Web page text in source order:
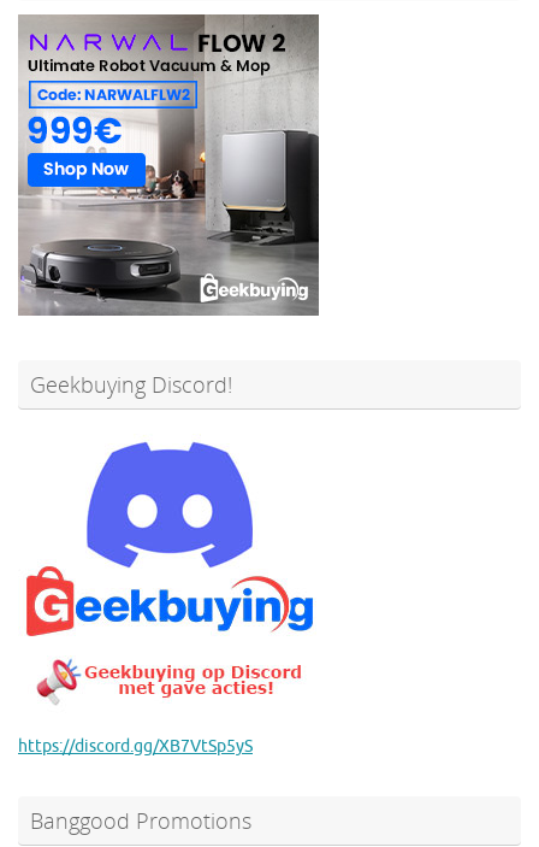
Geekbuying Discord!
https://discord.gg/XB7VtSp5yS
Banggood Promotions